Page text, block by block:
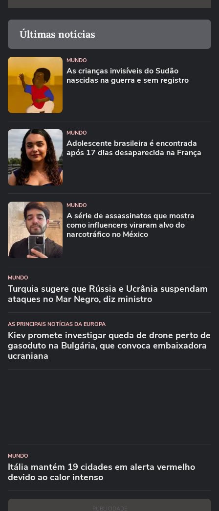
Últimas notícias
MUNDO
As crianças invisíveis do Sudão
nascidas na guerra e sem registro
MUNDO
Adolescente brasileira é encontrada
após 17 dias desaparecida na França
MUNDO
A série de assassinatos que mostra
como influencers viraram alvo do
narcotráfico no México
MUNDO
Turquia sugere que Rússia e Ucrânia suspendam
ataques no Mar Negro, diz ministro
AS PRINCIPAIS NOTÍCIAS DA EUROPA
Kiev promete investigar queda de drone perto de
gasoduto na Bulgária, que convoca embaixadora
ucraniana
MUNDO
Itália mantém 19 cidades em alerta vermelho
devido ao calor intenso
PUBLICIDADE